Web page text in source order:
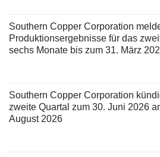
Southern Copper Corporation
Produktionsergebnisse für das
sechs Monate bis zum 31. März
Southern Copper Corporation
zweite Quartal zum 30. Juni 2026
August 2026